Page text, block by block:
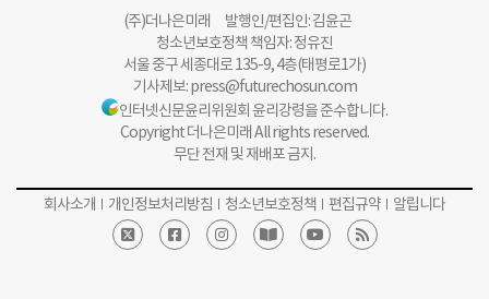
(주)더나은미래 발행인/편집인: 김윤곤
청소년보호정책 책임자: 정유진
서울 중구 세종대로 135-9, 4층(태평로1가)
기사제보:press@futurechosun.com
인터넷신문윤리위원회 윤리강령을 준수합니다.
Copyright 더나은미래 All rights reserved.
무단 전재 및 재배포 금지.
회사소개 개인정보처리방침 청소년보호정책 편집규약 알립니다